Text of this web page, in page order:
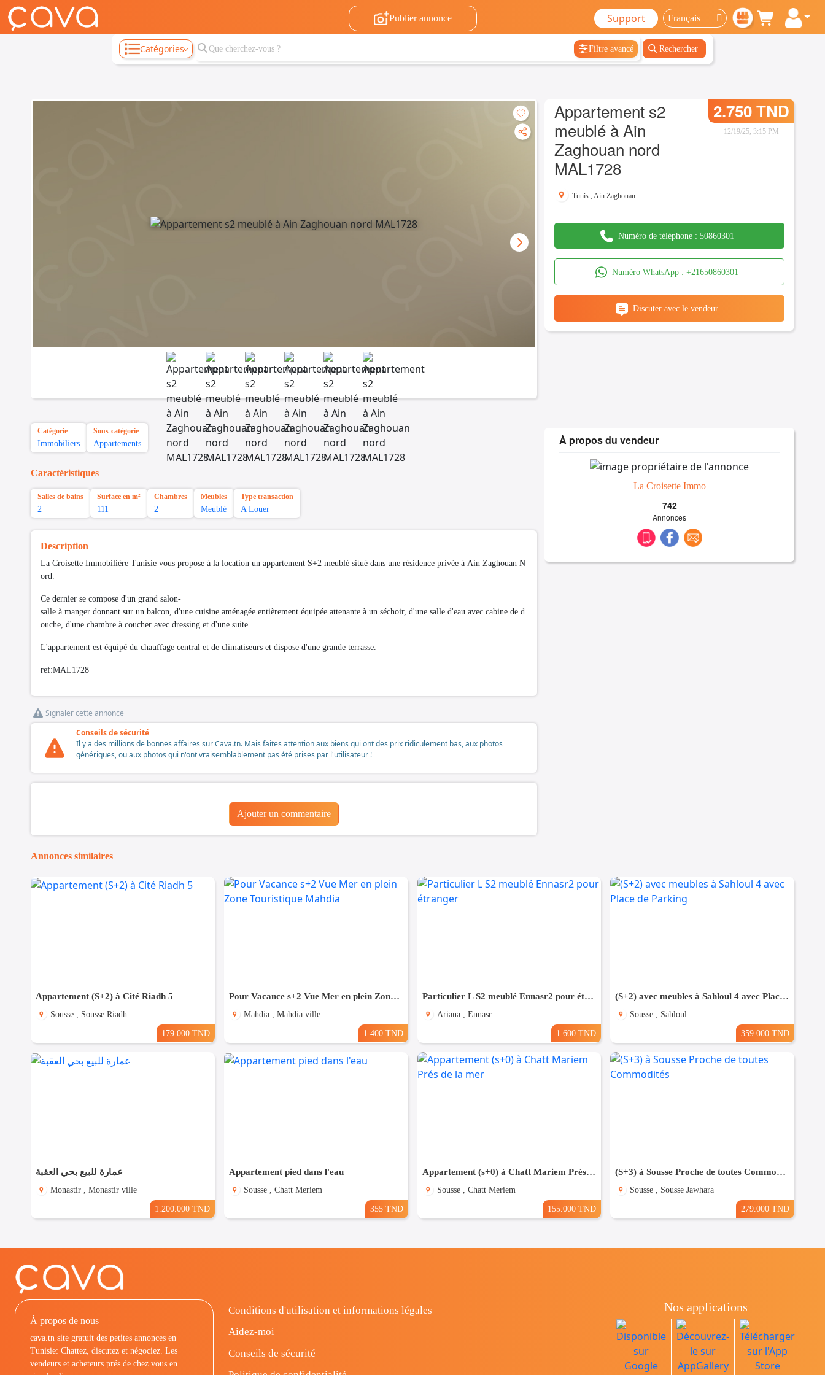
Publier annonce Support
Catégories Filtre avancé Rechercher
Appartement s2
meublé à Ain
Zaghouan nord
MAL1728
2.750 TND
12/19/25, 3:15 PM
Tunis ,Ain Zaghouan
Numéro de téléphone : 50860301
Numéro WhatsApp : +21650860301
Discuter avec le vendeur
Catégorie
Immobiliers
Sous-catégorie
Appartements
Caractéristiques
Salles de bains
2
Surface en m²
111
Chambres
2
Meubles
Meublé
Type transaction
A Louer
Description
La Croisette Immobilière Tunisie vous propose à la location un appartement S+2 meublé situé dans une résidence privée à Ain Zaghouan N
ord.
Ce dernier se compose d'un grand salon-
salle à manger donnant sur un balcon, d'une cuisine aménagée entièrement équipée attenante à un séchoir, d'une salle d'eau avec cabine de d
ouche, d'une chambre à coucher avec dressing et d'une suite.
L'appartement est équipé du chauffage central et de climatiseurs et dispose d'une grande terrasse.
ref:MAL1728
Signaler cette annonce
Conseils de sécurité
Il y a des millions de bonnes affaires sur Cava.tn. Mais faites attention aux biens qui ont des prix ridiculement bas, aux photos
génériques, ou aux photos qui n'ont vraisemblablement pas été prises par l'utilisateur !
Ajouter un commentaire
À propos du vendeur
La Croisette Immo
742
Annonces
Annonces similaires
Appartement (S+2) à Cité Riadh 5
Sousse , Sousse Riadh
179.000 TND
Pour Vacance s+2 Vue Mer en plein Zone Touristique Mahdia
Mahdia , Mahdia ville
1.400 TND
Particulier L S2 meublé Ennasr2 pour étranger
Ariana , Ennasr
1.600 TND
(S+2) avec meubles à Sahloul 4 avec Place de Parking
Sousse , Sahloul
359.000 TND
عمارة للبيع بحي العقبة
Monastir , Monastir ville
1.200.000 TND
Appartement pied dans l'eau
Sousse , Chatt Meriem
355 TND
Appartement (s+0) à Chatt Mariem Prés de la mer
Sousse , Chatt Meriem
155.000 TND
(S+3) à Sousse Proche de toutes Commodités
Sousse , Sousse Jawhara
279.000 TND
À propos de nous
cava.tn site gratuit des petites annonces en
Tunisie: Chattez, discutez et négociez. Les
vendeurs et acheteurs prés de chez vous en
Conditions d'utilisation et informations légales
Aidez-moi
Conseils de sécurité
Nos applications